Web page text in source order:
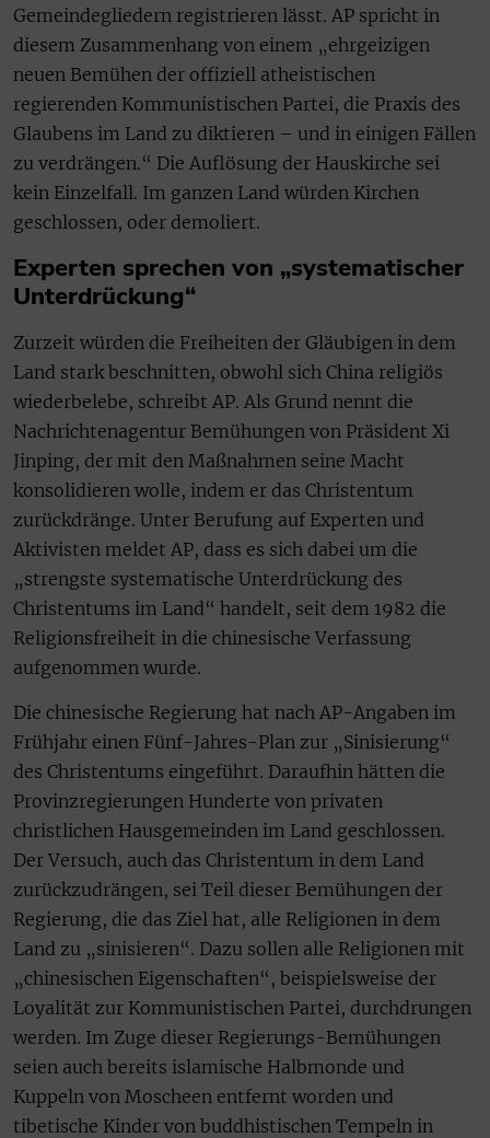
Gemeindegliedern registrieren lässt. AP spricht in
diesem Zusammenhang von einem „ehrgeizigen
neuen Bemühen der offiziell atheistischen
regierenden Kommunistischen Partei, die Praxis des
Glaubens im Land zu diktieren – und in einigen Fällen
zu verdrängen.“ Die Auflösung der Hauskirche sei
kein Einzelfall. Im ganzen Land würden Kirchen
geschlossen, oder demoliert.
Experten sprechen von „systematischer
Unterdrückung“
Zurzeit würden die Freiheiten der Gläubigen in dem
Land stark beschnitten, obwohl sich China religiös
wiederbelebe, schreibt AP. Als Grund nennt die
Nachrichtenagentur Bemühungen von Präsident Xi
Jinping, der mit den Maßnahmen seine Macht
konsolidieren wolle, indem er das Christentum
zurückdränge. Unter Berufung auf Experten und
Aktivisten meldet AP, dass es sich dabei um die
„strengste systematische Unterdrückung des
Christentums im Land“ handelt, seit dem 1982 die
Religionsfreiheit in die chinesische Verfassung
aufgenommen wurde.
Die chinesische Regierung hat nach AP-Angaben im
Frühjahr einen Fünf-Jahres-Plan zur „Sinisierung“
des Christentums eingeführt. Daraufhin hätten die
Provinzregierungen Hunderte von privaten
christlichen Hausgemeinden im Land geschlossen.
Der Versuch, auch das Christentum in dem Land
zurückzudrängen, sei Teil dieser Bemühungen der
Regierung, die das Ziel hat, alle Religionen in dem
Land zu „sinisieren“. Dazu sollen alle Religionen mit
„chinesischen Eigenschaften“, beispielsweise der
Loyalität zur Kommunistischen Partei, durchdrungen
werden. Im Zuge dieser Regierungs-Bemühungen
seien auch bereits islamische Halbmonde und
Kuppeln von Moscheen entfernt worden und
tibetische Kinder von buddhistischen Tempeln in